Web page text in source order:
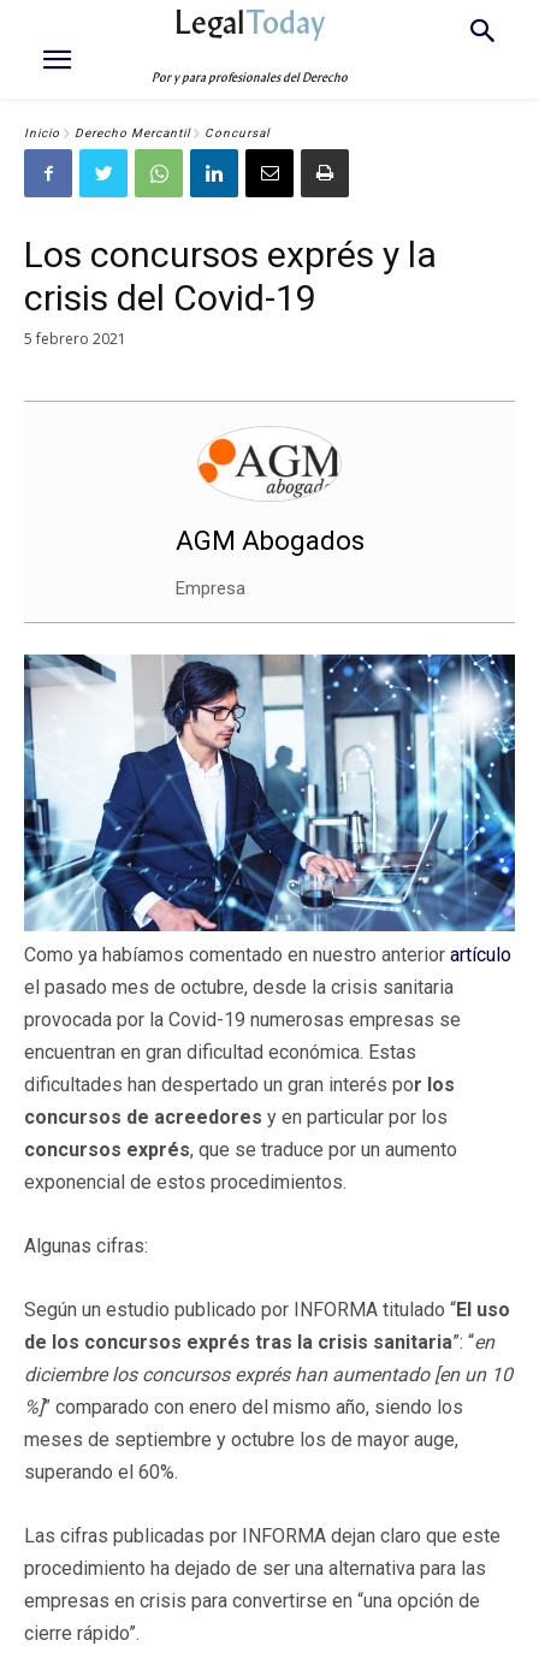
LegalToday
Por y para profesionales del Derecho
Inicio Derecho Mercantil Concursal
Los concursos exprés y la
crisis del Covid-19
5 febrero 2021
AGM Abogados
Empresa
Como ya habíamos comentado en nuestro anterior artículo
el pasado mes de octubre, desde la crisis sanitaria
provocada por la Covid-19 numerosas empresas se
encuentran en gran dificultad económica. Estas
dificultades han despertado un gran interés por los
concursos de acreedores y en particular por los
concursos exprés, que se traduce por un aumento
exponencial de estos procedimientos.
Algunas cifras:
Según un estudio publicado por INFORMA titulado “El uso
de los concursos exprés tras la crisis sanitaria”: “en
diciembre los concursos exprés han aumentado [en un 10
%]” comparado con enero del mismo año, siendo los
meses de septiembre y octubre los de mayor auge,
superando el 60%.
Las cifras publicadas por INFORMA dejan claro que este
procedimiento ha dejado de ser una alternativa para las
empresas en crisis para convertirse en “una opción de
cierre rápido”.